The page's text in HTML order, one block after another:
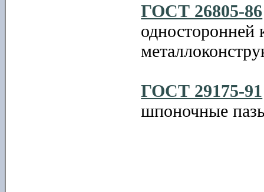
ГОСТ 26805-86
односторонней
ГОСТ 29175-91
шпоночные